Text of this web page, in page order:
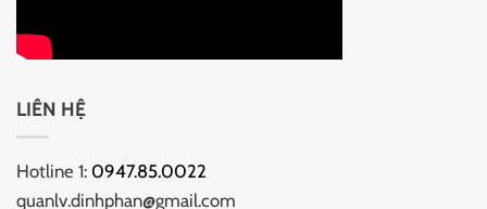
LIÊN HỆ
Hotline 1: 0947.85.0022
quanlv.dinhphan@gmail.com